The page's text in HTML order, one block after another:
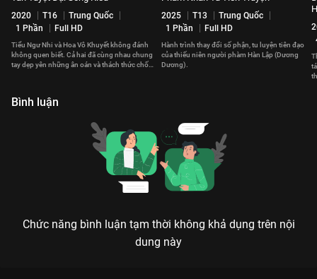
2020 T16
Trung Quốc
1 Phần
Full HD
Tiểu Ngư Nhi và Hoa Vô Khuyết không đánh
không quen biết. Cả hai đã cùng nhau chung
tay dẹp yên những ân oán và thách thức chốn
2025 T13
Trung Quốc
1 Phần
Full HD
Hành trình thay đổi số phận, tu luyện tiên đạo
của thiếu niên người phàm Hàn Lập (Dương
Dương).
Bình luận
Chức năng bình luận tạm thời không khả dụng trên nội
dung này